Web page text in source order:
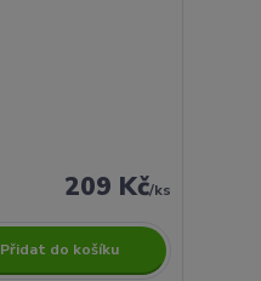
209 Kč/ks
Přidat do košíku